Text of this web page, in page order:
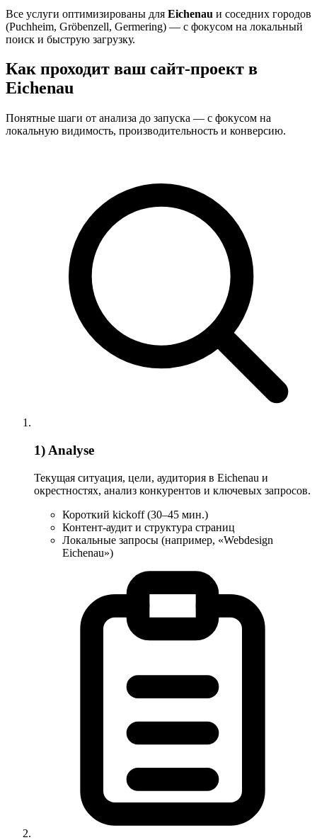
Все услуги оптимизированы для Eichenau и соседних городов
(Puchheim, Gröbenzell, Germering) — с фокусом на локальный
поиск и быструю загрузку.
Как проходит ваш сайт-проект в
Eichenau
Понятные шаги от анализа до запуска — с фокусом на
локальную видимость, производительность и конверсию.
1) Analyse
Текущая ситуация, цели, аудитория в Eichenau и
окрестностях, анализ конкурентов и ключевых запросов.
Короткий kickoff (30–45 мин.)
Контент-аудит и структура страниц
Локальные запросы (например, «Webdesign
Eichenau»)